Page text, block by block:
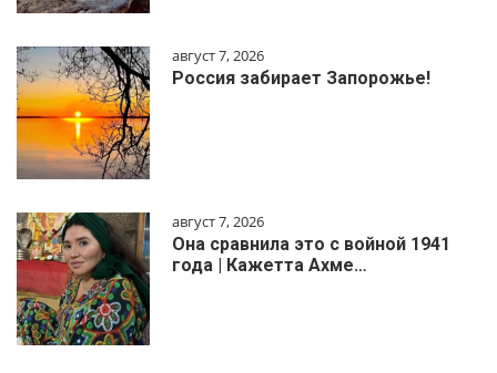
август 7, 2026
Россия забирает Запорожье!
август 7, 2026
Она сравнила это с войной 1941
года | Кажетта Ахме…